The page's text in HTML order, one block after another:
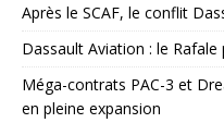
Après le SCAF, le conflit
Dassault Aviation : le
Méga-contrats PAC-3 et
en pleine expansion